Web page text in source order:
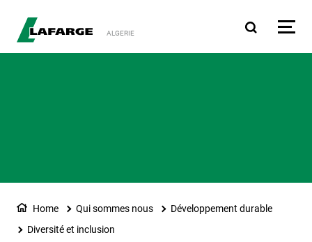
ALGERIE
Home Qui sommes nous
Développement durable
Diversité et inclusion